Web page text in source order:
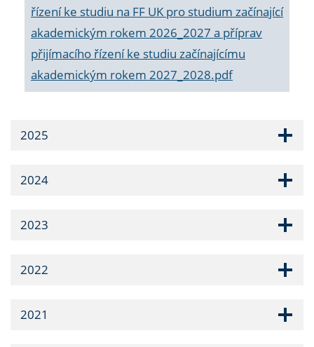
řízení ke studiu na FF UK pro studium začínající
akademickým rokem 2026_2027 a příprav
přijímacího řízení ke studiu začínajícímu
akademickým rokem 2027_2028.pdf
2025
2024
2023
2022
2021